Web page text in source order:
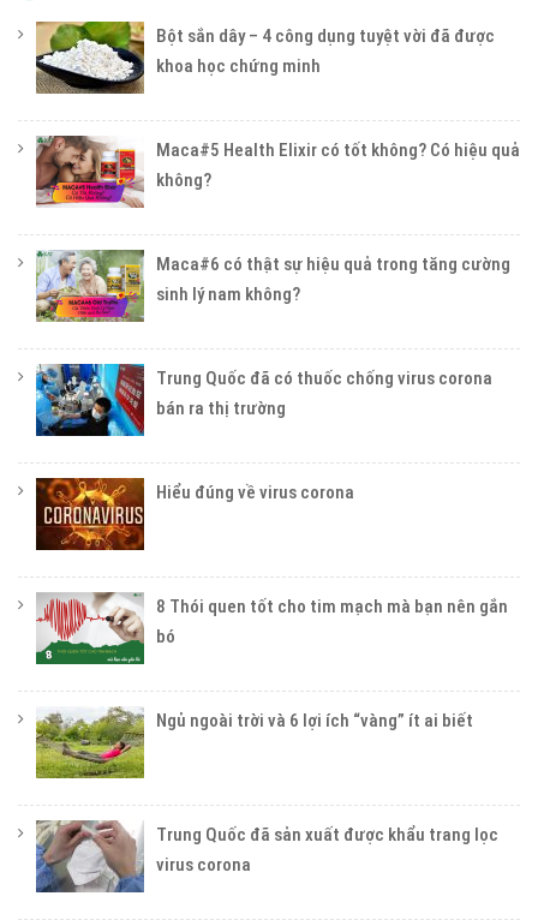
Bột sắn dây – 4 công dụng tuyệt vời đã được
khoa học chứng minh
Maca#5 Health Elixir có tốt không? Có hiệu quả
không?
Maca#6 có thật sự hiệu quả trong tăng cường
sinh lý nam không?
Trung Quốc đã có thuốc chống virus corona
bán ra thị trường
Hiểu đúng về virus corona
8 Thói quen tốt cho tim mạch mà bạn nên gắn
bó
Ngủ ngoài trời và 6 lợi ích “vàng” ít ai biết
Trung Quốc đã sản xuất được khẩu trang lọc
virus corona